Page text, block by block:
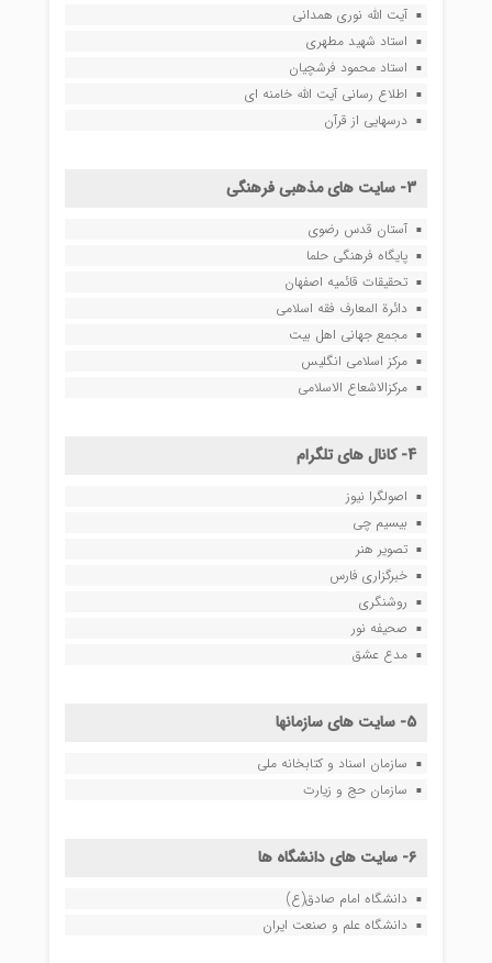
آیت الله نوری همدانی
استاد شهید مطهری
استاد محمود فرشچیان
اطلاع رسانی آیت الله خامنه ای
درسهایی از قرآن
3- سایت های مذهبی فرهنگی
آستان قدس رضوی
پایگاه فرهنگی حلما
تحقیقات قائمیه اصفهان
دائرة المعارف فقه اسلامی
مجمع جهانی اهل بیت
مرکز اسلامی انگلیس
مرکزالاشعاع الاسلامی
4- کانال های تلگرام
اصولگرا نیوز
بیسیم چی
تصویر هنر
خبرگزاری فارس
روشنگری
صحیفه نور
مدع عشق
5- سایت های سازمانها
سازمان اسناد و کتابخانه ملی
سازمان حج و زیارت
6- سایت های دانشگاه ها
دانشگاه امام صادق(ع)
دانشگاه علم و صنعت ایران